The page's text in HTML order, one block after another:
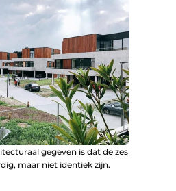
gegeven is dat de zes
maar niet identiek zijn.